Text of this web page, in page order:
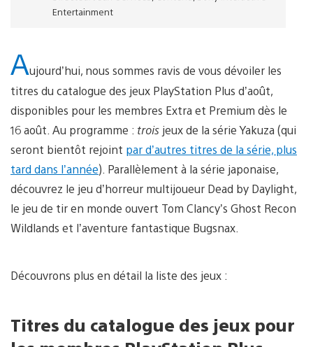
Entertainment
Aujourd’hui, nous sommes ravis de vous dévoiler les
titres du catalogue des jeux PlayStation Plus d’août,
disponibles pour les membres Extra et Premium dès le
16 août. Au programme : trois jeux de la série Yakuza (qui
seront bientôt rejoint par d’autres titres de la série, plus
tard dans l’année). Parallèlement à la série japonaise,
découvrez le jeu d’horreur multijoueur Dead by Daylight,
le jeu de tir en monde ouvert Tom Clancy’s Ghost Recon
Wildlands et l’aventure fantastique Bugsnax.
Découvrons plus en détail la liste des jeux :
Titres du catalogue des jeux pour